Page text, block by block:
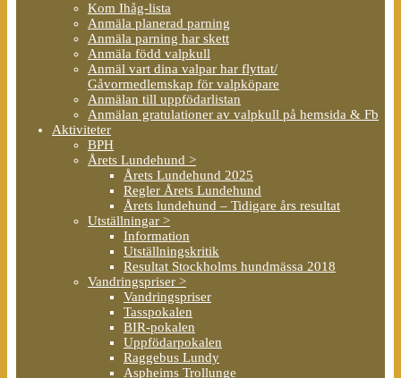
Kom Ihåg-lista
Anmäla planerad parning
Anmäla parning har skett
Anmäla född valpkull
Anmäl vart dina valpar har flyttat/
Gåvormedlemskap för valpköpare
Anmälan till uppfödarlistan
Anmälan gratulationer av valpkull på hemsida & Fb
Aktiviteter
BPH
Årets Lundehund >
Årets Lundehund 2025
Regler Årets Lundehund
Årets lundehund – Tidigare års resultat
Utställningar >
Information
Utställningskritik
Resultat Stockholms hundmässa 2018
Vandringspriser >
Vandringspriser
Tasspokalen
BIR-pokalen
Uppfödarpokalen
Raggebus Lundy
Aspheims Trollunge